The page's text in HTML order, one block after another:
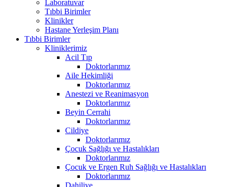
Laboratuvar
Tıbbi Birimler
Klinikler
Hastane Yerleşim Planı
Tıbbi Birimler
Kliniklerimiz
Acil Tıp
Doktorlarımız
Aile Hekimliği
Doktorlarımız
Anestezi ve Reanimasyon
Doktorlarımız
Beyin Cerrahi
Doktorlarımız
Cildiye
Doktorlarımız
Çocuk Sağlığı ve Hastalıkları
Doktorlarımız
Çocuk ve Ergen Ruh Sağlığı ve Hastalıkları
Doktorlarımız
Dahiliye